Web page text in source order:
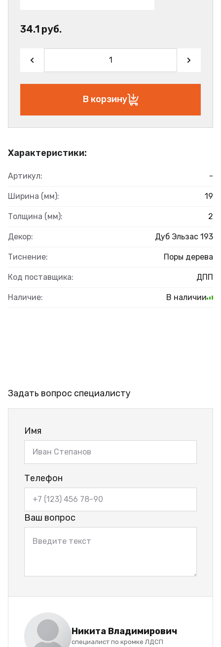
Характеристики:
Артикул: -
Ширина (мм): 19
Толщина (мм): 2
Декор: Дуб Эльзас 193
Тиснение: Поры дерева
Код поставщика: ДПП
Наличие: В наличии
34.1 руб.
В корзину
Задать вопрос специалисту
Имя
Телефон
Ваш вопрос
Никита Владимирович
специалист по кромке ЛДСП